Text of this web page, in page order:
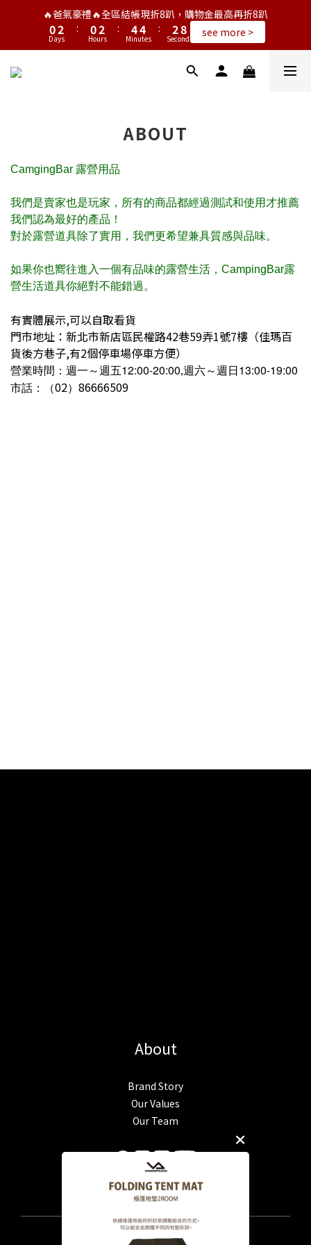
🔥爸氣豪禮🔥全區結帳現折8趴，購物金最高再折8趴
1
0
3
2
1
Days
:
1
0
3
2
1
Hours
:
5
4
3
5
4
3
Minutes
:
3
2
1
9
8
7
5
1
Seconds see more >
ABOUT
CamgingBar 露營用品
我們是賣家也是玩家，所有的商品都經過測試和使用才推薦
我們認為最好的產品！
對於露營道具除了實用，我們更希望兼具質感與品味。
如果你也嚮往進入一個有品味的露營生活，CampingBar露
營生活道具你絕對不能錯過。
有實體展示,可以自取看貨
門市地址：新北市新店區民權路42巷59弄1號7樓（佳瑪百
貨後方巷子,有2個停車場停車方便）
營業時間： 週一 ～週五12:00-20:00,週六～週日 13:00-19:00
市話：（02） 86666509
About
Brand Story
Our Values
Our Team